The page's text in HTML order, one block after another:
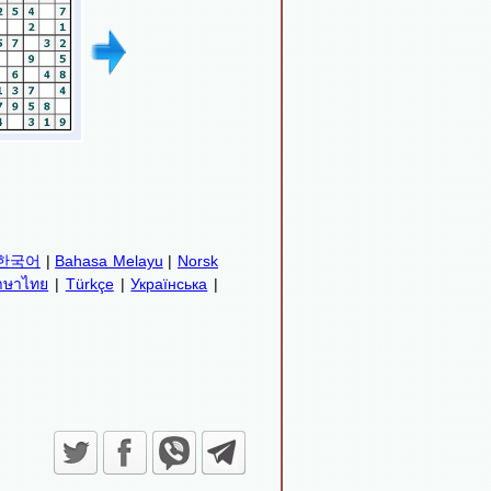
국어 | Bahasa Melayu | Norsk
าไทย | Türkçe|Українська |